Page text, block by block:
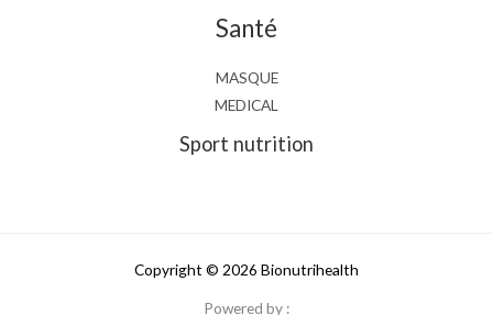
Santé
MASQUE
MEDICAL
Sport nutrition
Copyright © 2026 Bionutrihealth
Powered by :